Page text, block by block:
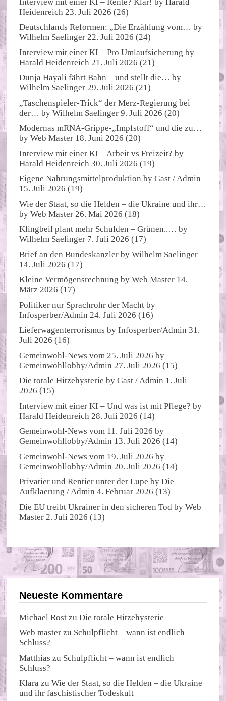
Heidenreich 23. Juli 2026 (26)
Deutschlands Reformen: „Die Erzählung vom… by
Wilhelm Saelinger 22. Juli 2026 (24)
Interview mit einer KI – Pro Umlaufsicherung by
Harald Heidenreich 21. Juli 2026 (21)
Dunja Hayali fährt Bahn – und stellt die… by
Wilhelm Saelinger 29. Juli 2026 (21)
„Taschenspieler-Trick“ der Merz-Regierung bei
der… byWilhelm Saelinger 9. Juli 2026 (20)
Modernas mRNA-Grippe-„Impfstoff“ und die zu…
byWeb Master 18. Juni 2026 (20)
Interview mit einer KI – Arbeit vs Freizeit? by
Harald Heidenreich 30. Juli 2026 (19)
Eigene Nahrungsmittelproduktion byGast / Admin
15. Juli 2026 (19)
Wie der Staat, so die Helden – die Ukraine und ihr…
byWeb Master 26. Mai 2026 (18)
Klingbeil plant mehr Schulden – Grünen..… by
Wilhelm Saelinger 7. Juli 2026 (17)
Brief an den Bundeskanzler byWilhelm Saelinger
14. Juli 2026 (17)
Kleine Vermögensrechnung byWeb Master 14.
März 2026 (17)
Politiker nur Sprachrohr der Macht by
Infosperber/Admin 24. Juli 2026 (16)
Lieferwagenterrorismus byInfosperber/Admin 31.
Juli 2026 (16)
Gemeinwohl-News vom 25. Juli 2026 by
Gemeinwohllobby/Admin 27. Juli 2026 (15)
Die totale Hitzehysterie byGast / Admin 1. Juli
2026 (15)
Interview mit einer KI – Und was ist mit Pflege? by
Harald Heidenreich 28. Juli 2026 (14)
Gemeinwohl-News vom 11. Juli 2026 by
Gemeinwohllobby/Admin 13. Juli 2026 (14)
Gemeinwohl-News vom 19. Juli 2026 by
Gemeinwohllobby/Admin 20. Juli 2026 (14)
Privatier und Rentier unter der Lupe byDie
Aufklaerung / Admin 4. Februar 2026 (13)
Die EU treibt Ukrainer in den sicheren Tod byWeb
Master 2. Juli 2026 (13)
Neueste Kommentare
Michael Rost zuDie totale Hitzehysterie
Web master zu Schulpflicht – wann ist endlich
Schluss?
Matthias zu Schulpflicht – wann ist endlich
Schluss?
Klara zuWie der Staat, so die Helden – die Ukraine
und ihr faschistischer Todeskult